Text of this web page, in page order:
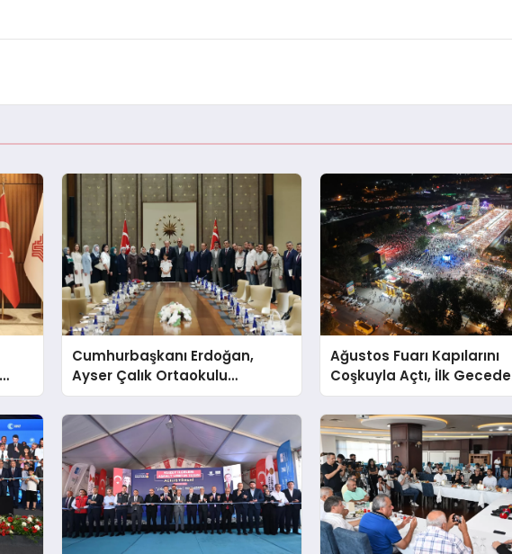
Cumhurbaşkanı Erdoğan,
Ayser Çalık Ortaokulu
Şehitlerinin Aileleriyle Bir
Araya Geldi
Ağustos Fuarı Kapılarını
Coşkuyla Açtı, İlk Gecede
Eypio Rüzgârı Esti